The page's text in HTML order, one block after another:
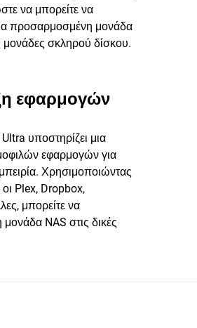
να μπορείτε να
προσαρμοσμένη μονάδα
μονάδες σκληρού δίσκου.
εφαρμογών
υποστηρίζει μια
εφαρμογών για
Χρησιμοποιώντας
Plex, Dropbox,
μπορείτε να
NAS στις δικές